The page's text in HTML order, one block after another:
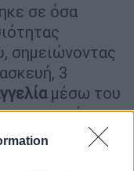
σε όσα
σημειώνοντας
3
μέσω του
της σε σχέση με
στη ζωή του.